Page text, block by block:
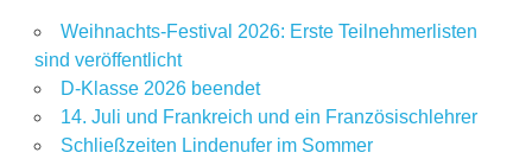
Weihnachts-Festival 2026: Erste Teilnehmerlisten
sind veröffentlicht
D-Klasse 2026 beendet
14. Juli und Frankreich und ein Französischlehrer
Schließzeiten Lindenufer im Sommer